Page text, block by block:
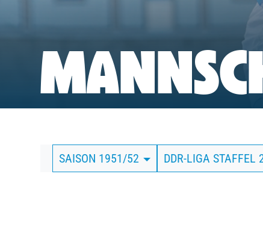
CLUBMITGLIEDSCHAFT
BUSINESS
SÜDKURVE
TICKETING
SAISON 1951/52 DDR-LIGA